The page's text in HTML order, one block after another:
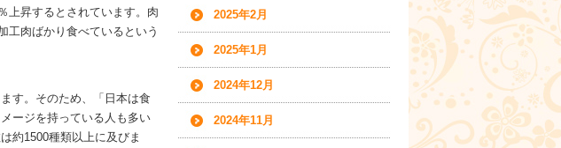
上昇するとされています。肉
工肉ばかり食べているという
す。そのため、「日本は食
ージを持っている人も多い
約1500種類以上に及びま
2025年2月
2025年1月
2024年12月
2024年11月